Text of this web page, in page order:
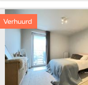
Verhuurd